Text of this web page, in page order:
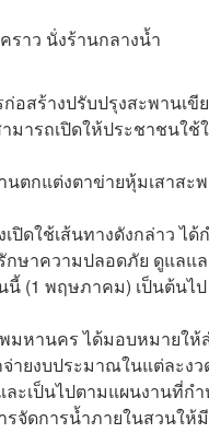
ราว นั่งร้านกลางน้ำ
อสร้างปรับปรุงสะพานเ
มารถเปิดให้ประชาชนใ
ตกแต่งตาข่ายหุ้มเสาส
ปิดใช้เส้นทางดังกล่าว ไ
ษาความปลอดภัย ดูแลแ
นี้ (1 พฤษภาคม) เป็นต้นไป
มหานคร ได้มอบหมายใ
จ่ายงบประมาณในแต่ละ
ละเป็นไปตามแผนงานที่
จัดการน้ำภายในสวนให้มี